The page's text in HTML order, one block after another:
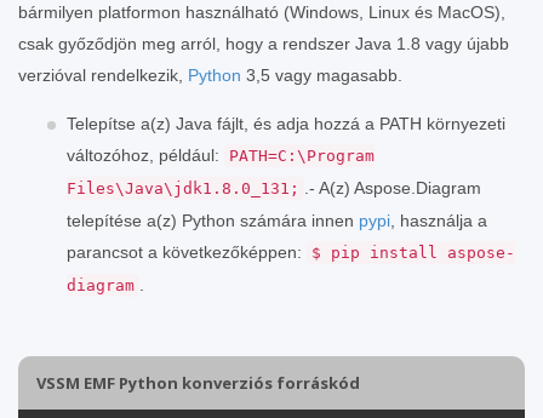
bármilyen platformon használható (Windows, Linux és MacOS),
csak győződjön meg arról, hogy a rendszer Java 1.8 vagy újabb
verzióval rendelkezik, Python 3,5 vagy magasabb.
Telepítse a(z) Java fájlt, és adja hozzá a PATH környezeti
változóhoz, például:
PATH=C:\Program
Files\Java\jdk1.8.0_131;
.- A(z) Aspose.Diagram
telepítése a(z) Python számára innen pypi , használja a
parancsot a következőképpen:
$ pip install aspose-
diagram
VSSM EMF Python konverziós forráskód